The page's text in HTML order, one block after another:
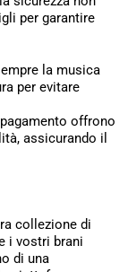
per garantire
la musica
per evitare
offrono
assicurando il
collezione di
i vostri brani
di una